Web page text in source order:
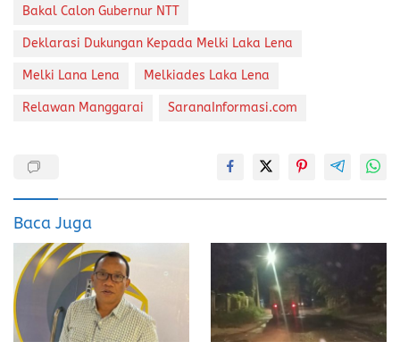
ce
b
o
o
st
o
d
o
ai
l
a
re
Bakal Calon Gubernur NTT
Deklarasi Dukungan Kepada Melki Laka Lena
Melki Lana Lena Melkiades Laka Lena
Relawan Manggarai SaranaInformasi.com
Baca Juga